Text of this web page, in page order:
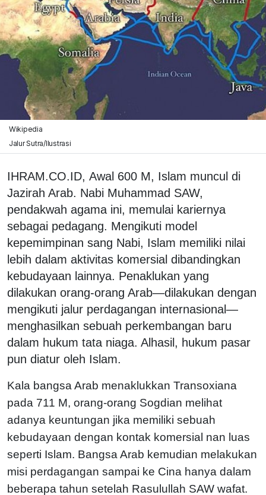
Wikipedia
Jalur Sutra/Ilustrasi
IHRAM.CO.ID, Awal 600 M, Islam muncul di
Jazirah Arab. Nabi Muhammad SAW,
pendakwah agama ini, memulai kariernya
sebagai pedagang. Mengikuti model
kepemimpinan sang Nabi, Islam memiliki nilai
lebih dalam aktivitas komersial dibandingkan
kebudayaan lainnya. Penaklukan yang
dilakukan orang-orang Arab—dilakukan dengan
mengikuti jalur perdagangan internasional—
menghasilkan sebuah perkembangan baru
dalam hukum tata niaga. Alhasil, hukum pasar
pun diatur oleh Islam.
Kala bangsa Arab menaklukkan Transoxiana
pada 711 M, orang-orang Sogdian melihat
adanya keuntungan jika memiliki sebuah
kebudayaan dengan kontak komersial nan luas
seperti Islam. Bangsa Arab kemudian melakukan
misi perdagangan sampai ke Cina hanya dalam
beberapa tahun setelah Rasulullah SAW wafat.